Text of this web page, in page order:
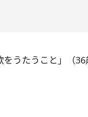
をうたうこと」（